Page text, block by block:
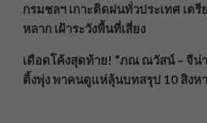
กรมชลฯ เกาะติดฝนทั่วประเทศ เต
หลาก เฝ้าระวังพื้นที่เสี่ยง
เดือดโค้งสุดท้าย! “ภณ ณวัสน์ – จีน่า
ติ้งพุ่ง พาคนดูแห่ลุ้นบทสรุป 10 สิงห